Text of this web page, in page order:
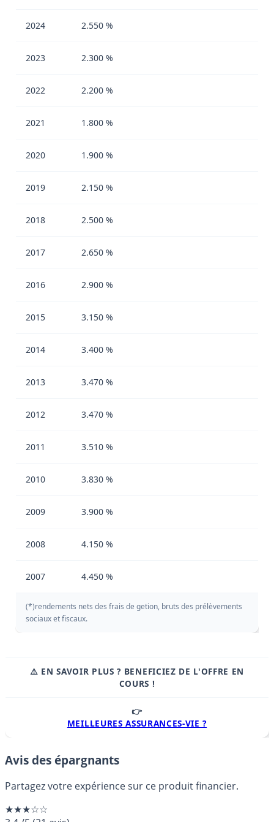
2024 2.550 %
2023 2.300 %
2022 2.200 %
2021 1.800 %
2020 1.900 %
2019 2.150 %
2018 2.500 %
2017 2.650 %
2016 2.900 %
2015 3.150 %
2014 3.400 %
2013 3.470 %
2012 3.470 %
2011 3.510 %
2010 3.830 %
2009 3.900 %
2008 4.150 %
2007 4.450 %
(*)rendements nets des frais de getion, bruts des prélèvements
sociaux et fiscaux.
⚠️ EN SAVOIR PLUS ? BENEFICIEZ DE L'OFFRE EN
COURS !
👉
MEILLEURES ASSURANCES-VIE ?
Avis des épargnants
Partagez votre expérience sur ce produit financier.
★★★☆☆